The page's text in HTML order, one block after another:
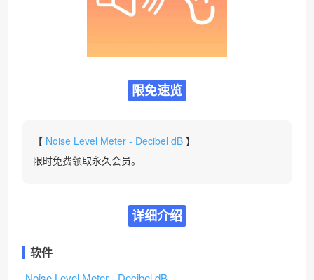
限免速览
【 Noise Level Meter - Decibel dB 】
限时免费领取永久会员。
详细介绍
软件